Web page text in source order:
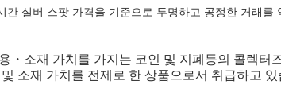
간 실버 스팟 가격을 기준으로 투명하고 공정한 거래를
・소재 가치를 가지는 코인 및 지폐등의 콜렉
소재 가치를 전제로 한 상품으로서 취급하고